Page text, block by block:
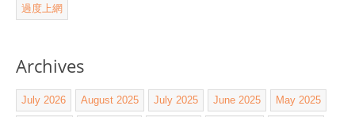
過度上網
Archives
July 2026 August 2025 July 2025 June 2025 May 2025